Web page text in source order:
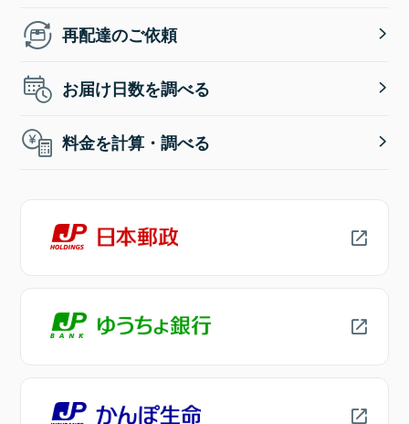
再配達のご依頼
お届け日数を調べる
料金を計算・調べる